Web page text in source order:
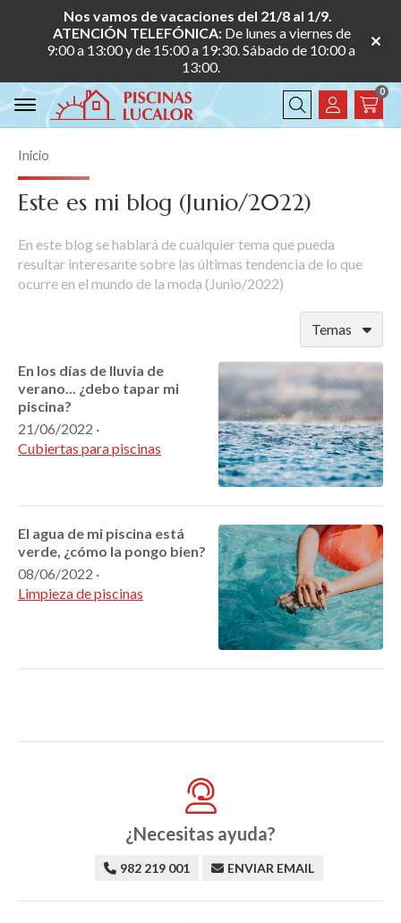
Nos vamos de vacaciones del 21/8 al 1/9.
ATENCIÓN TELEFÓNICA: De lunes a viernes de
9:00 a 13:00 y de 15:00 a 19:30. Sábado de 10:00 a
13:00.
Buscar
0
Inicio
Este es mi blog (Junio/2022)
En este blog se hablará de cualquier tema que pueda
resultar interesante sobre las últimas tendencia de lo que
ocurre en el mundo de la moda (Junio/2022)
Temas
En los días de lluvia de
verano... ¿debo tapar mi
piscina?
21/06/2022 ·
Cubiertas para piscinas
El agua de mi piscina está
verde, ¿cómo la pongo bien?
08/06/2022 ·
Limpieza de piscinas
¿Necesitas ayuda?
982 219 001 ENVIAR EMAIL